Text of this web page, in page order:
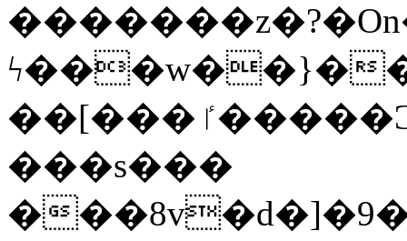
ϟ���w��}�
��[���ٵ�����Ͻ���������x�ս��Apq�����޻�V����O�cp����ٝy{����:�k�ןNݯOOCyx6���&���?
���s���
�